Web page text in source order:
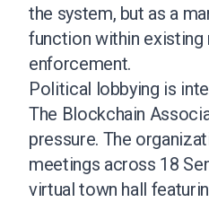
the system, but as a
function within existing
enforcement.
Political lobbying is
The Blockchain
pressure. The
meetings across 18
virtual town hall